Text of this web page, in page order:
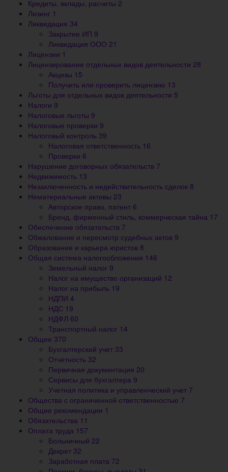
Кредиты, вклады, расчеты 2
Лизинг 1
Ликвидация 34
Закрытие ИП 9
Ликвидация ООО 21
Лицензии 1
Лицензирование отдельных видов деятельности 28
Акцизы 15
Получить или проверить лицензию 13
Льготы для отдельных видов деятельности 5
Налоги 9
Налоговые льготы 9
Налоговые проверки 9
Налоговый контроль 39
Налоговая ответственность 16
Проверки 6
Нарушение договорных обязательств 7
Недвижимость 13
Незаключенность и недействительность сделок 8
Нематериальные активы 23
Авторское право, патент 6
Бренд, фирменный стиль, коммерческая тайна 17
Обеспечение обязательств 7
Обжалование и пересмотр судебных актов 9
Образование и карьера юристов 8
Общая система налогообложения 146
Земельный налог 9
Налог на имущество организаций 12
Налог на прибыль 19
НДПИ 4
НДС 19
НДФЛ 60
Транспортный налог 14
Общее 370
Бухгалтерский учет 33
Отчетность 32
Первичная документация 20
Сервисы для бухгалтера 9
Учетная политика и управленческий учет 7
Общества с ограниченной ответственностью 7
Общие рекомендации 1
Обязательства 11
Оплата труда 157
Больничный 22
Декрет 32
Заработная плата 72